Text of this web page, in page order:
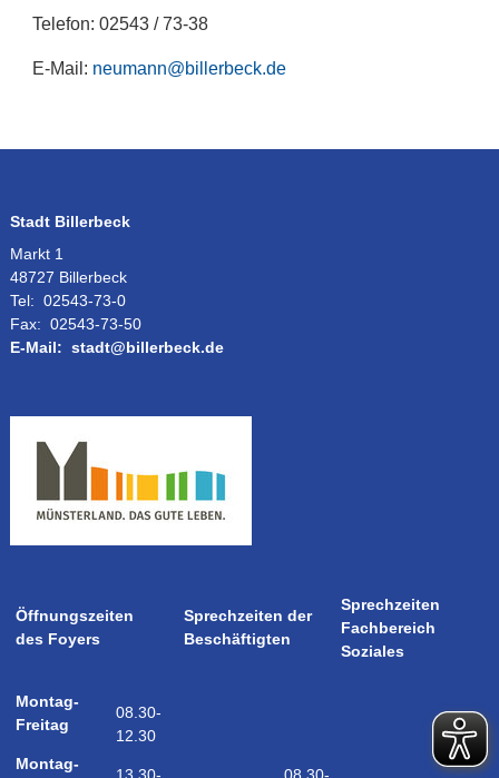
Telefon: 02543 / 73-38
E-Mail: neumann@billerbeck.de
Stadt Billerbeck
Markt 1
48727 Billerbeck
Tel: 02543-73-0
Fax: 02543-73-50
E-Mail: stadt@billerbeck.de
Öffnungszeiten
des Foyers
Sprechzeiten der
Beschäftigten
Sprechzeiten
Fachbereich
Soziales
Montag-
Freitag
Montag-
08.30-
12.30
08.30-